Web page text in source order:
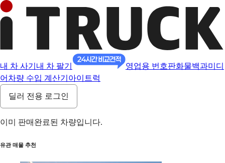
내 차 사기 내 차 팔기 영업용 번호판화물백과미디
어 차량 수입 계산기 아이트럭
딜러 전용 로그인
이미 판매완료된 차량입니다.
유관 매물 추천